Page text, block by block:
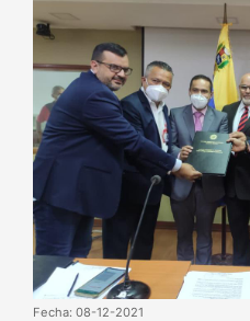
Fecha: 08-12-2021